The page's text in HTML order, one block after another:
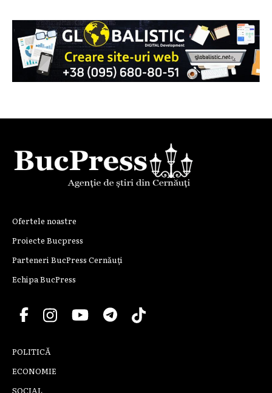
Ofertele noastre
Proiecte Bucpress
Parteneri BucPress Cernăuți
Echipa BucPress
POLITICĂ
ECONOMIE
SOCIAL